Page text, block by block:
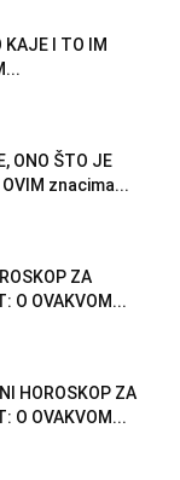
KAJE I TO IM
ONO ŠTO JE
OVIM znacima...
ZA
O OVAKVOM...
HOROSKOP ZA
O OVAKVOM...